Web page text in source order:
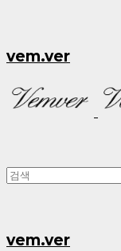
vem.ver
vem.ver